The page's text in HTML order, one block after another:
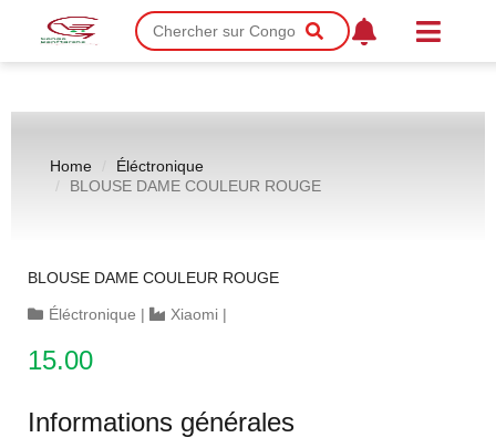
Home
Éléctronique
BLOUSE DAME COULEUR ROUGE
BLOUSE DAME COULEUR ROUGE
Éléctronique | Xiaomi |
15.00
Informations générales